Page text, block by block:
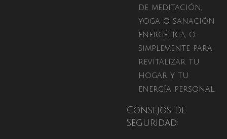
de meditación,
yoga o sanación
energética, o
simplemente para
revitalizar tu
hogar y tu
energía personal.
Consejos de
Seguridad: